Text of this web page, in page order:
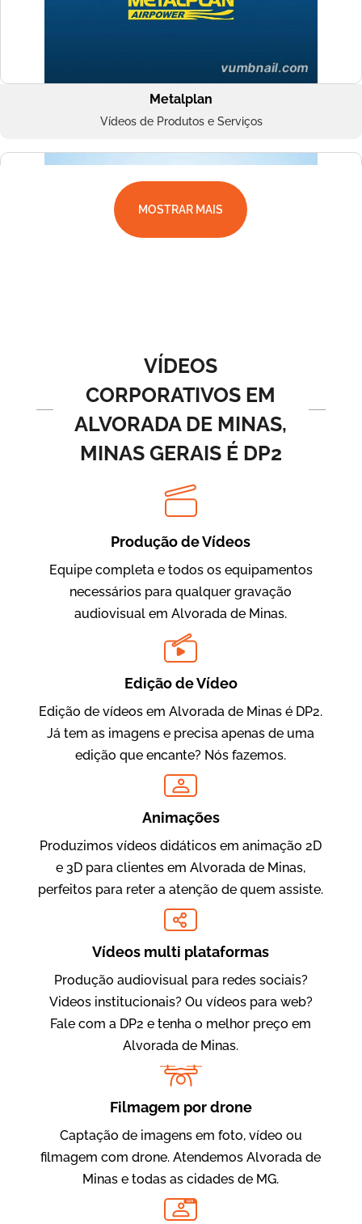
Metalplan
Vídeos de Produtos e Serviços
BRF Parceiros
Vídeos de Integração e Segurança
Vídeo Institucional
Amigo Edu
Evolucional
MOSTRAR MAIS
VÍDEOS
CORPORATIVOS EM
ALVORADA DE MINAS,
MINAS GERAIS É DP2
Produção de Vídeos
Equipe completa e todos os equipamentos
necessários para qualquer gravação
audiovisual em Alvorada de Minas.
Edição de Vídeo
Edição de vídeos em Alvorada de Minas é DP2.
Já tem as imagens e precisa apenas de uma
edição que encante? Nós fazemos.
Animações
Produzimos vídeos didáticos em animação 2D
e 3D para clientes em Alvorada de Minas,
perfeitos para reter a atenção de quem assiste.
Vídeos multi plataformas
Produção audiovisual para redes sociais?
Videos institucionais? Ou vídeos para web?
Fale com a DP2 e tenha o melhor preço em
Alvorada de Minas.
Filmagem por drone
Captação de imagens em foto, vídeo ou
filmagem com drone. Atendemos Alvorada de
Minas e todas as cidades de MG.
LIVE